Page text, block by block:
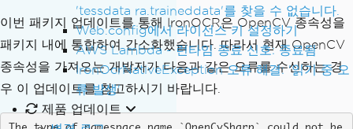
'tessdata ra.traineddata'를 찾을 수 없습니다.
Web.config에서 라이선스 키 설정하기
AWS Lambda - 런타임 종료 신호: 종료됨
IronOcrNativeException 오류 해결: '읽기 중 오
류 발생'
제품 업데이트
이번 패키지 업데이트를 통해 IronOCR은 OpenCV 종속성을
패키지 내에 통합하여 간소화했습니다. 따라서 현재 OpenCV
종속성을 가져오는 개발자가 다음과 같은 오류를 수신하는 경
우 이 업데이트를 참고하시기 바랍니다.